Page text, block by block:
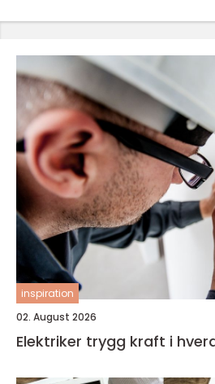
inspiration
02. August 2026
Elektriker trygg kraft i